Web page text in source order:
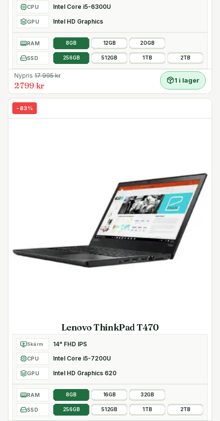
CPU Intel Core i5-6300U
GPU Intel HD Graphics
RAM 8GB 12GB 20GB
SSD 256GB 512GB 1TB 2TB
Nypris 17 995kr
2 799 kr
1 i lager
- 83%
Lenovo ThinkPad T470
Skärm 14" FHD IPS
CPU Intel Core i5-7200U
GPU Intel HD Graphics 620
RAM 8GB 16GB 32GB
SSD 256GB 512GB 1TB 2TB